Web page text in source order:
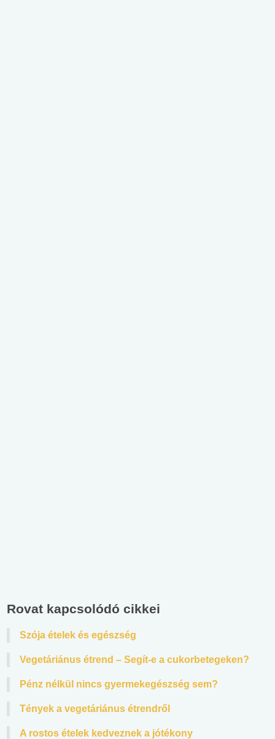
Rovat kapcsolódó cikkei
Szója ételek és egészség
Vegetáriánus étrend – Segít-e a cukorbetegeken?
Pénz nélkül nincs gyermekegészség sem?
Tények a vegetáriánus étrendről
A rostos ételek kedveznek a jótékony